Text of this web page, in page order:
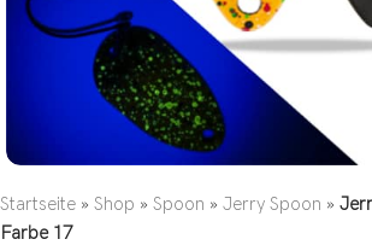
Startseite » Shop » Spoon » Jerry Spoon »
Farbe 17